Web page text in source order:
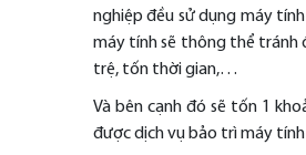
nghiệp đều sử dụng máy
máy tính sẽ thông thể tránh
trệ, tốn thời gian,…
Và bên cạnh đó sẽ tốn 1
được dịch vụ bảo trì máy